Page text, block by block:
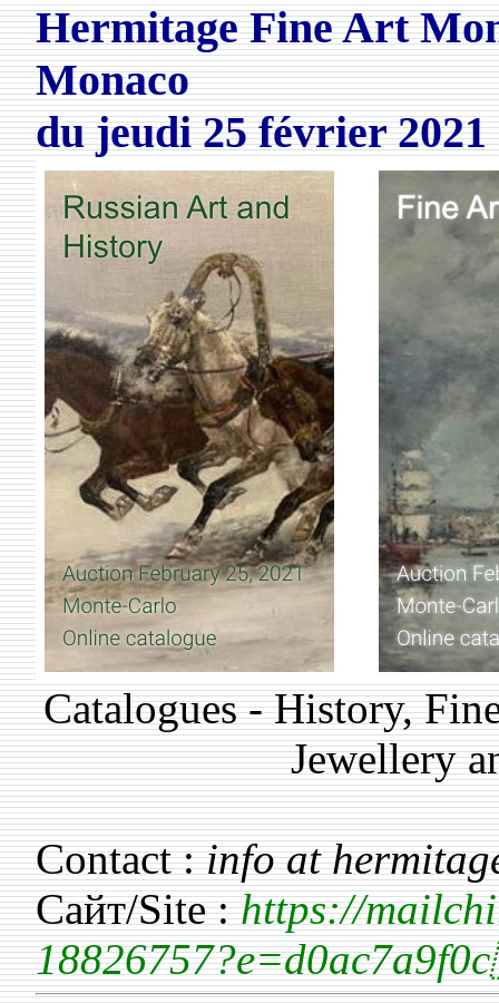
Hermitage Fine Art
Monaco
dujeudi 25 février 2021
Catalogues - History,
Jewellery
Contact :info at
Сайт/Site :https://